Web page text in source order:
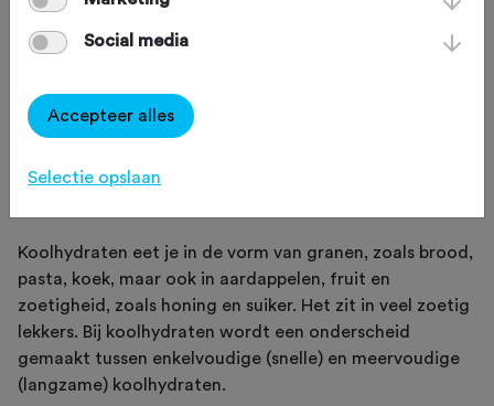
mountainbiken zijn snelle en langzame
koolhydraten essentieel om je motor te
laten lopen. Wanneer neem je snelle
koolhydraten tot je en wanneer
langzame?
Koolhydraten eet je in de vorm van granen, zoals brood,
pasta, koek, maar ook in aardappelen, fruit en
zoetigheid, zoals honing en suiker. Het zit in veel zoetig
lekkers. Bij koolhydraten wordt een onderscheid
gemaakt tussen enkelvoudige (snelle) en meervoudige
(langzame) koolhydraten.
Social media
Accepteer alles
Selectie opslaan